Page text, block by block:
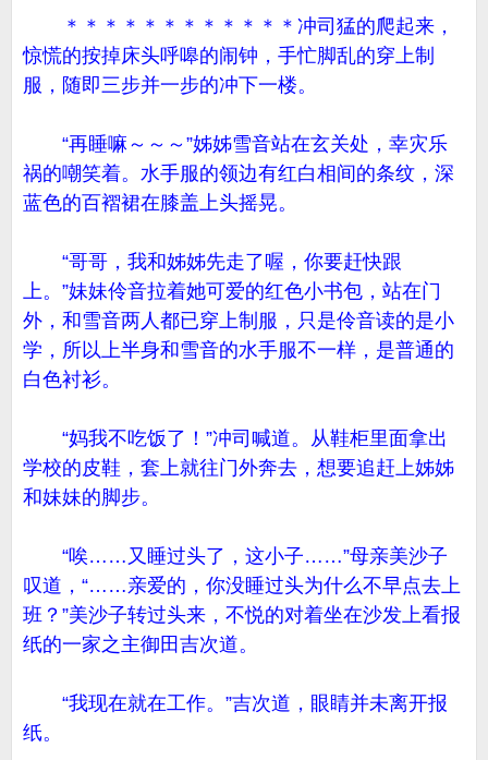
＊＊＊＊＊＊＊＊＊＊＊＊冲司猛的爬起来，
惊慌的按掉床头呼嗥的闹钟，手忙脚乱的穿上制
服，随即三步并一步的冲下一楼。
“再睡嘛～～～”姊姊雪音站在玄关处，幸灾乐
祸的嘲笑着。水手服的领边有红白相间的条纹，深
蓝色的百褶裙在膝盖上头摇晃。
“哥哥，我和姊姊先走了喔，你要赶快跟
上。”妹妹伶音拉着她可爱的红色小书包，站在门
外，和雪音两人都已穿上制服，只是伶音读的是小
学，所以上半身和雪音的水手服不一样，是普通的
白色衬衫。
“妈我不吃饭了！”冲司喊道。从鞋柜里面拿出
学校的皮鞋，套上就往门外奔去，想要追赶上姊姊
和妹妹的脚步。
“唉……又睡过头了，这小子……”母亲美沙子
叹道，“……亲爱的，你没睡过头为什么不早点去上
班？”美沙子转过头来，不悦的对着坐在沙发上看报
纸的一家之主御田吉次道。
“我现在就在工作。”吉次道，眼睛并未离开报
纸。